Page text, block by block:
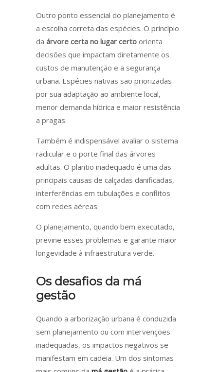
Outro ponto essencial do planejamento é
a escolha correta das espécies. O princípio
da árvore certa no lugar certo orienta
decisões que impactam diretamente os
custos de manutenção e a segurança
urbana. Espécies nativas são priorizadas
por sua adaptação ao ambiente local,
menor demanda hídrica e maior resistência
a pragas.
Também é indispensável avaliar o sistema
radicular e o porte final das árvores
adultas. O plantio inadequado é uma das
principais causas de calçadas danificadas,
interferências em tubulações e conflitos
com redes aéreas.
O planejamento, quando bem executado,
previne esses problemas e garante maior
longevidade à infraestrutura verde.
Os desafios da má
gestão
Quando a arborização urbana é conduzida
sem planejamento ou com intervenções
inadequadas, os impactos negativos se
manifestam em cadeia. Um dos sintomas